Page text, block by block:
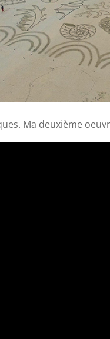
Ma deuxième